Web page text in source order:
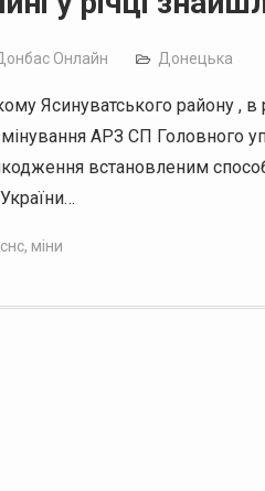
Онлайн Донецька
Ясинуватського району , в
АРЗ СП Головного
встановленим
, міни